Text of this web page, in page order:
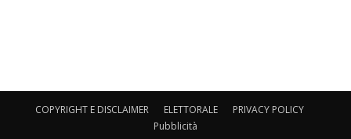
COPYRIGHT E DISCLAIMER ELETTORALE
PRIVACY POLICY
Pubblicità